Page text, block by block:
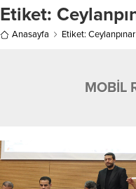
Etiket:
Anasayfa Etiket: Ceylanpınar
MOBİL